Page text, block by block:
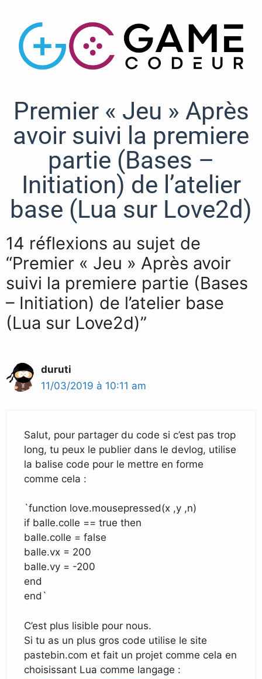
Premier « Jeu » Après
avoir suivi la premiere
partie (Bases –
Initiation) de l’atelier
base (Lua sur Love2d)
14 réflexions au sujet de
“Premier « Jeu » Après avoir
suivi la premiere partie (Bases
– Initiation) de l’atelier base
(Lua sur Love2d)”
duruti
11/03/2019 à 10:11 am
Salut, pour partager du code si c’est pas trop
long, tu peux le publier dans le devlog, utilise
la balise code pour le mettre en forme
comme cela :
`function love.mousepressed(x ,y ,n)
if balle.colle == true then
balle.colle = false
balle.vx = 200
balle.vy = -200
end
end`
C’est plus lisible pour nous.
Si tu as un plus gros code utilise le site
pastebin.com et fait un projet comme cela en
choisissant Lua comme langage :